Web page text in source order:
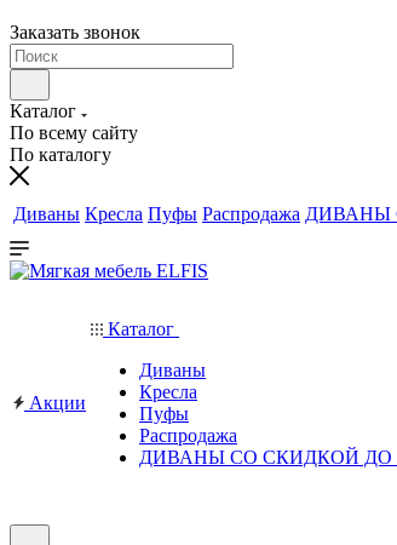
Заказать звонок
Каталог
По всему сайту
По каталогу
Диваны Кресла Пуфы Распродажа ДИВАНЫ
Акции
Каталог
Диваны
Кресла
Пуфы
Распродажа
ДИВАНЫ СО СКИДКОЙ ДО